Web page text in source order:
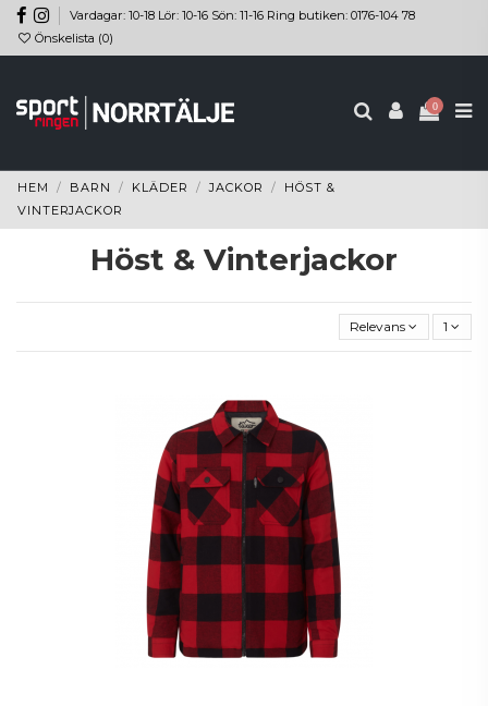
Vardagar: 10-18 Lör: 10-16 Sön: 11-16 Ring butiken: 0176-104 78
Önskelista (0)
0
HEM BARN KLÄDER JACKOR
HÖST &
VINTERJACKOR
Höst & Vinterjackor
Relevans 1